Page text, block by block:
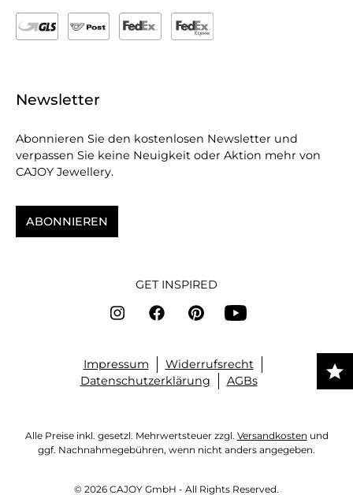
Newsletter
Abonnieren Sie den kostenlosen Newsletter und
verpassen Sie keine Neuigkeit oder Aktion mehr von
CAJOY Jewellery.
ABONNIEREN
GET INSPIRED
Impressum
Widerrufsrecht
Datenschutzerklärung
AGBs
Alle Preise inkl. gesetzl. Mehrwertsteuer zzgl. Versandkosten und
ggf. Nachnahmegebühren, wenn nicht anders angegeben.
© 2026 CAJOY GmbH - All Rights Reserved.